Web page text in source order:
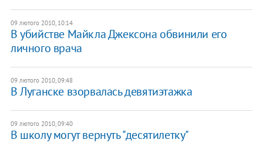
09 лютого 2010, 10:14
В убийстве Майкла Джексона обвинили его
личного врача
09 лютого 2010, 09:48
В Луганске взорвалась девятиэтажка
09 лютого 2010, 09:40
В школу могут вернуть "десятилетку"